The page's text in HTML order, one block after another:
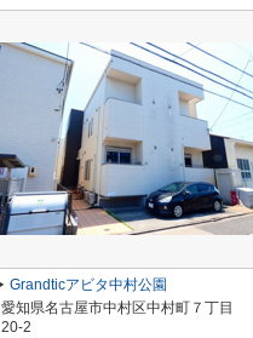
Grandticアビタ中村公園
愛知県名古屋市中村区中村町７丁目
20-2